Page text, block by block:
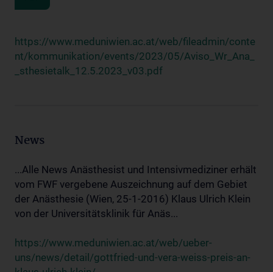
https://www.meduniwien.ac.at/web/fileadmin/conte
nt/kommunikation/events/2023/05/Aviso_Wr_Ana_
_sthesietalk_12.5.2023_v03.pdf
News
...Alle News Anästhesist und Intensivmediziner erhält
vom FWF vergebene Auszeichnung auf dem Gebiet
der Anästhesie (Wien, 25-1-2016) Klaus Ulrich Klein
von der Universitätsklinik für Anäs...
https://www.meduniwien.ac.at/web/ueber-
uns/news/detail/gottfried-und-vera-weiss-preis-an-